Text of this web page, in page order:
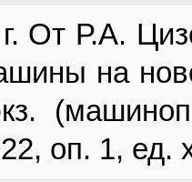
От Р.А.
на
оп. 1, ед.